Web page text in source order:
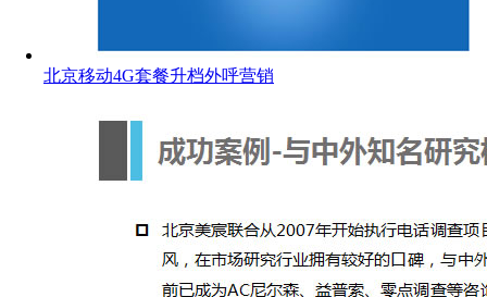
北京移动4G套餐升档外呼营销